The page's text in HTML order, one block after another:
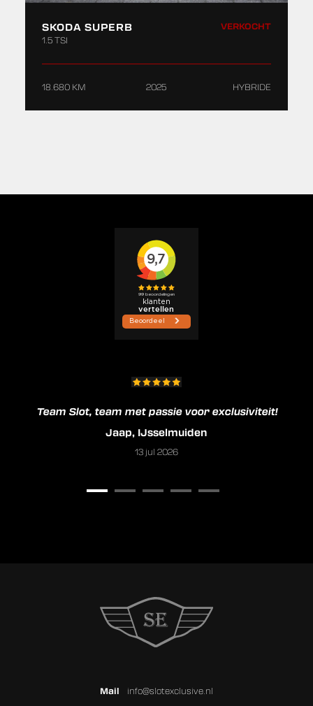
SKODA SUPERB
1.5 TSI
VERKOCHT
18.680 KM 2025 HYBRIDE
Team Slot, team met passie voor exclusiviteit!
Jaap, IJsselmuiden
13 jul 2026
Mail info@slotexclusive.nl